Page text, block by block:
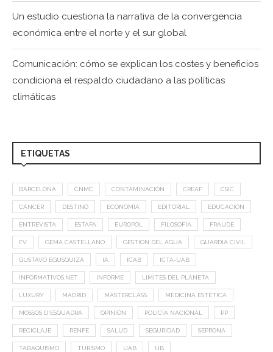
Un estudio cuestiona la narrativa de la convergencia
económica entre el norte y el sur global
Comunicación: cómo se explican los costes y beneficios
condiciona el respaldo ciudadano a las políticas
climáticas
ETIQUETAS
BARCELONA CNMC CONTAMINACIÓN CREAF CSIC
CÁNCER DESTINO ECONOMÍA EDITORIAL EDUCACIÓN
ENTREVISTA ESTAFA EUROPOL FILOSOFÍA FRAUDE
FV GEMA CASTELLANO GESTION DEL AGUA GUARDIA CIVIL
GUSTAVO EGUSQUIZA IA ICAB ICTA-UAB
INFORMATIVOS.NET INFORME LIMITES DEL PLANETA
LUXURY MADRID MASTERCLASS MEDICINA ESTÉTICA
MOSSOS D'ESQUADRA OPINIÓN POLICÍA NACIONAL PP
RECICLAJE RENFE SALUD SEGURIDAD SEPRONA
TABAQUISMO TURISMO UAB UB